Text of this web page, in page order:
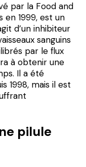
par la Food and
en 1999, est un
d’un inhibiteur
sanguins
par le flux
à obtenir une
Il a été
1998, mais il est
pilule